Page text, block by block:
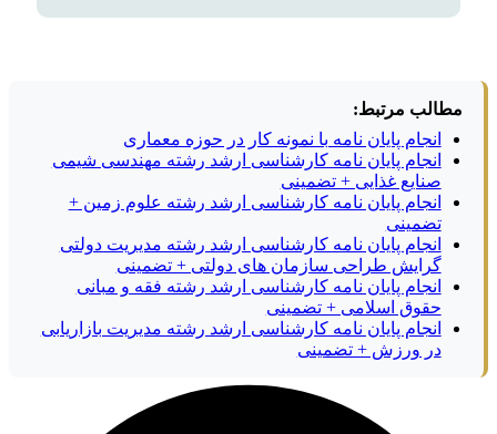
مطالب مرتبط:
انجام پایان نامه با نمونه کار در حوزه معماری
انجام پایان نامه کارشناسی ارشد رشته مهندسی شیمی
صنایع غذایی + تضمینی
انجام پایان نامه کارشناسی ارشد رشته علوم زمین +
تضمینی
انجام پایان نامه کارشناسی ارشد رشته مدیریت دولتی
گرایش طراحی سازمان های دولتی + تضمینی
انجام پایان نامه کارشناسی ارشد رشته فقه و مبانی
حقوق اسلامی + تضمینی
انجام پایان نامه کارشناسی ارشد رشته مدیریت بازاریابی
در ورزش + تضمینی